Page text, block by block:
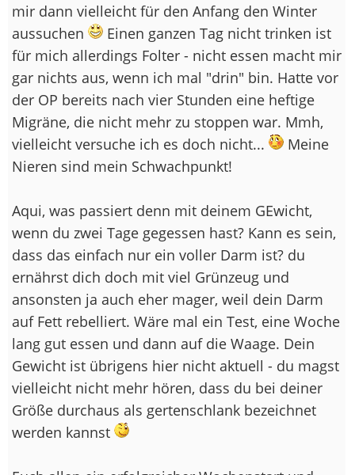
mir dann vielleicht für den Anfang den Winter
aussuchen
Einen ganzen Tag nicht trinken ist
für mich allerdings Folter - nicht essen macht mir
gar nichts aus, wenn ich mal "drin" bin. Hatte vor
der OP bereits nach vier Stunden eine heftige
Migräne, die nicht mehr zu stoppen war. Mmh,
vielleicht versuche ich es doch nicht...
Meine
Nieren sind mein Schwachpunkt!
Aqui, was passiert denn mit deinem GEwicht,
wenn du zwei Tage gegessen hast? Kann es sein,
dass das einfach nur ein voller Darm ist? du
ernährst dich doch mit viel Grünzeug und
ansonsten ja auch eher mager, weil dein Darm
auf Fett rebelliert. Wäre mal ein Test, eine Woche
lang gut essen und dann auf die Waage. Dein
Gewicht ist übrigens hier nicht aktuell - du magst
vielleicht nicht mehr hören, dass du bei deiner
Größe durchaus als gertenschlank bezeichnet
werden kannst